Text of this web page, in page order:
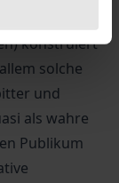
konstruiert
solche
und
als wahre
Publikum